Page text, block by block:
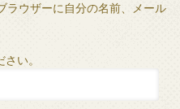
ラウザーに自分の名前、メール
い。